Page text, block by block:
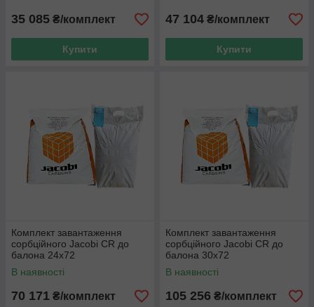
35 085 ₴/комплект
Купити
47 104 ₴/комплект
Купити
Комплект завантаження
сорбційного Jacobi CR до
балона 24x72
В наявності
70 171 ₴/комплект
Комплект завантаження
сорбційного Jacobi CR до
балона 30x72
В наявності
105 256 ₴/комплект